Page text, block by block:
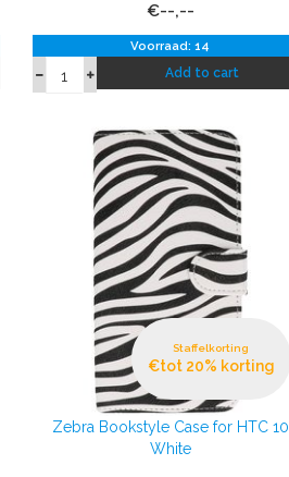
€--,--
Voorraad: 14
Add to cart
Staffelkorting
€tot 20% korting
Zebra Bookstyle Case for HTC 10
White